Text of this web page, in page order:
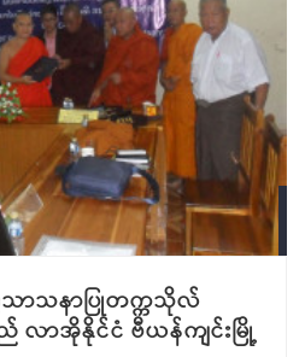
သာသနာပြုတက္ကသိုလ်
ာအိုနိုင်ငံ ဗီယန်ကျင်းမြို့